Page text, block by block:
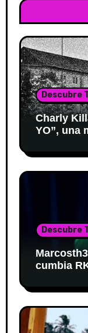
Descubre
Charly
YO”, una
Descubre
cumbia